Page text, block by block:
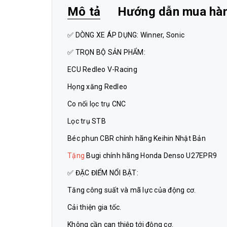
Mô tả Hướng dẫn mua
✅ DÒNG XE ÁP DỤNG: Winner, Sonic
✅ TRỌN BỘ SẢN PHẨM:
ECU Redleo V-Racing
Họng xăng Redleo
Co nối lọc trụ CNC
Lọc trụ STB
Béc phun CBR chính hãng Keihin Nhật Bản
Tặng Bugi chính hãng Honda Denso U27EPR9
✅ ĐẶC ĐIỂM NỔI BẬT:
Tăng công suất và mã lực của động cơ.
Cải thiện gia tốc.
Không cần can thiệp tới động cơ.